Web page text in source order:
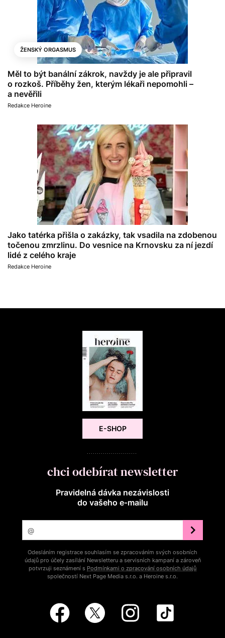
ŽENSKÝ ORGASMUS
Měl to být banální zákrok, navždy je ale připravil
o rozkoš. Příběhy žen, kterým lékaři nepomohli –
a nevěřili
Redakce Heroine
Jako tatérka přišla o zakázky, tak vsadila na zdobenou
točenou zmrzlinu. Do vesnice na Krnovsku za ní jezdí
lidé z celého kraje
Redakce Heroine
E-SHOP
chci odebírat newsletter
Pravidelná dávka nezávislosti
do vašeho e‑mailu
Odesláním registrace souhlasím se zpracováním svých osobních
údajů pro účely zasílání Newsletteru a servisních kampaní a zároveň
potvrzuji seznámení s Podmínkami o zpracování osobních údajů
společností Next Page Media s.r.o. a Heroine s.r.o.